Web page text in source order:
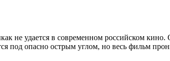
не удается в современном российском
под опасно острым углом, но весь фильм